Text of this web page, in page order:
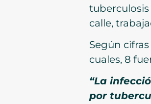
calle,
Según
cuales, 8
“La
por